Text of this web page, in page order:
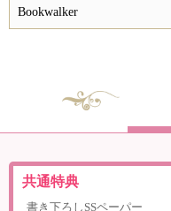
Bookwalker
共通特典
書き下ろしSSペーパー